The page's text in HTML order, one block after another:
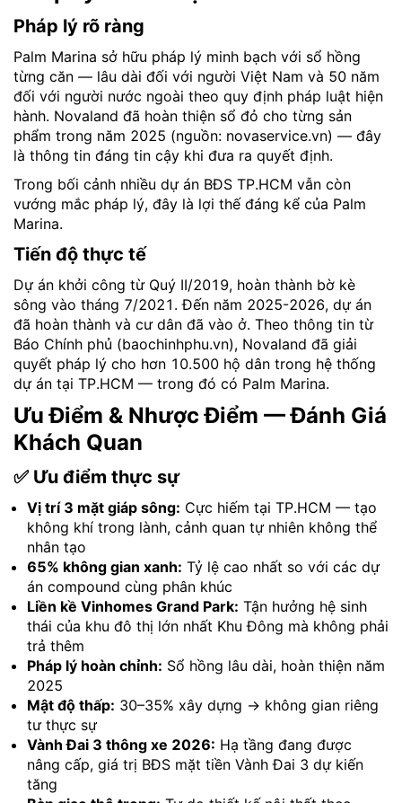
Pháp lý rõ ràng
Palm Marina sở hữu pháp lý minh bạch với sổ hồng
từng căn — lâu dài đối với người Việt Nam và 50 năm
đối với người nước ngoài theo quy định pháp luật hiện
hành. Novaland đã hoàn thiện sổ đỏ cho từng sản
phẩm trong năm 2025 (nguồn: novaservice.vn) — đây
là thông tin đáng tin cậy khi đưa ra quyết định.
Trong bối cảnh nhiều dự án BĐS TP.HCM vẫn còn
vướng mắc pháp lý, đây là lợi thế đáng kể của Palm
Marina.
Tiến độ thực tế
Dự án khởi công từ Quý II/2019, hoàn thành bờ kè
sông vào tháng 7/2021. Đến năm 2025-2026, dự án
đã hoàn thành và cư dân đã vào ở. Theo thông tin từ
Báo Chính phủ (baochinhphu.vn), Novaland đã giải
quyết pháp lý cho hơn 10.500 hộ dân trong hệ thống
dự án tại TP.HCM — trong đó có Palm Marina.
Ưu Điểm & Nhược Điểm — Đánh Giá
Khách Quan
✅ Ưu điểm thực sự
Vị trí 3 mặt giáp sông: Cực hiếm tại TP.HCM — tạo
không khí trong lành, cảnh quan tự nhiên không thể
nhân tạo
65% không gian xanh: Tỷ lệ cao nhất so với các dự
án compound cùng phân khúc
Liền kề Vinhomes Grand Park: Tận hưởng hệ sinh
thái của khu đô thị lớn nhất Khu Đông mà không phải
trả thêm
Pháp lý hoàn chỉnh: Sổ hồng lâu dài, hoàn thiện năm
2025
Mật độ thấp: 30–35% xây dựng → không gian riêng
tư thực sự
Vành Đai 3 thông xe 2026: Hạ tầng đang được
nâng cấp, giá trị BĐS mặt tiền Vành Đai 3 dự kiến
tăng